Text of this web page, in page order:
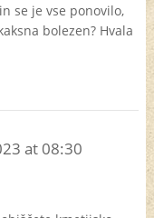
se je vse ponovilo,
bolezen? Hvala
at 08:30